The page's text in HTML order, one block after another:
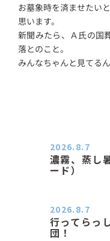
お墓象時を済ませたいと
思います。
新聞みたら、Ａ氏の国
落とのこと。
みんなちゃんと見てる
濃霧、蒸し
ード）
2026.8.7
行ってらっ
団！
2026.8.7